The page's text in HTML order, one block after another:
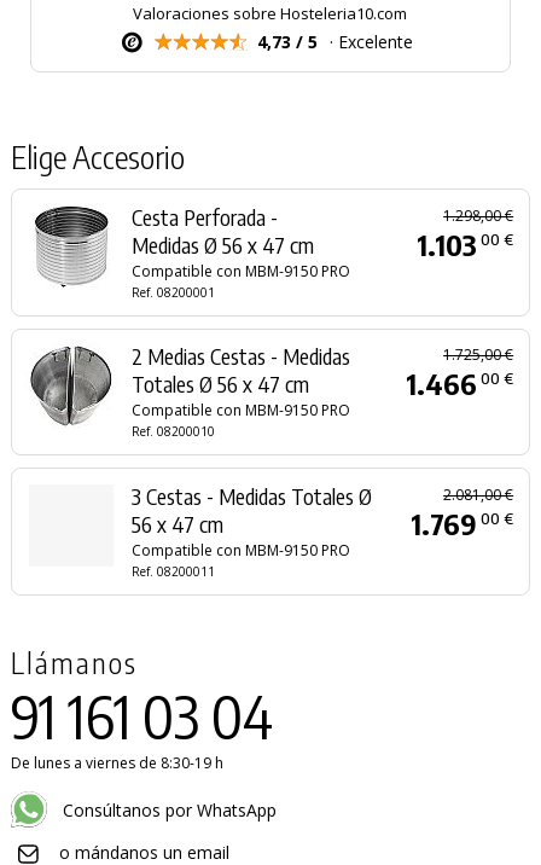
Valoraciones sobre Hosteleria10.com
4,73 / 5 · Excelente
Elige Accesorio
Cesta Perforada -
Medidas Ø 56 x 47 cm
Compatible con MBM-9150 PRO
Ref. 08200001
1.298,00 €
1.103 00 €
2 Medias Cestas - Medidas
Totales Ø 56 x 47 cm
Compatible con MBM-9150 PRO
Ref. 08200010
1.725,00 €
1.466 00 €
3 Cestas - Medidas Totales Ø
56 x 47 cm
Compatible con MBM-9150 PRO
Ref. 08200011
2.081,00 €
1.769 00 €
Llámanos
91 161 03 04
De lunes a viernes de 8:30-19 h
Consúltanos por WhatsApp
o mándanos un email